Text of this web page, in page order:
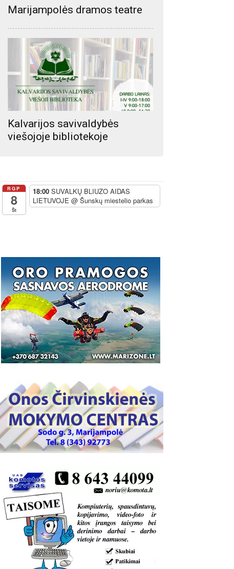
Marijampolės dramos teatre
Kalvarijos savivaldybės
viešojoje bibliotekoje
RGP
8
Št
18:00 SUVALKŲ BLIUZO AIDAS
LIETUVOJE @ Šunskų miestelio parkas